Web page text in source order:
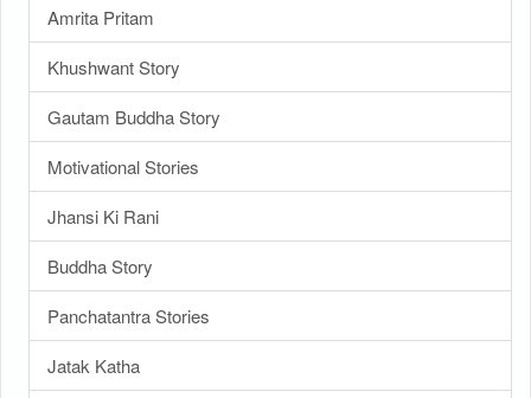
Amrita Pritam
Khushwant Story
Gautam Buddha Story
Motivational Stories
Jhansi Ki Rani
Buddha Story
Panchatantra Stories
Jatak Katha